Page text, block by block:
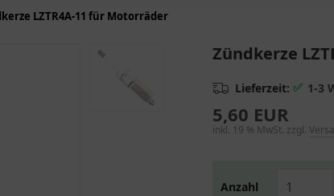
LZTR4A-11 für Motorräder
Zündkerze
Lieferzeit: ✅ 1-3
5,60 EUR
inkl. 19 % MwSt. zzgl.
Anzahl